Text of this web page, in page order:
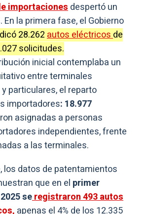
importacionesdespertó un
la primera fase, el Gobierno
28.262autos eléctricosde
solicitudes.
inicial contemplaba un
entre terminales
particulares, el reparto
importadores: 18.977
asignadas a personas
independientes, frente
a las terminales.
los datos de patentamientos
que en el primer
seregistraron 493 autos
apenas el 4% de los 12.335